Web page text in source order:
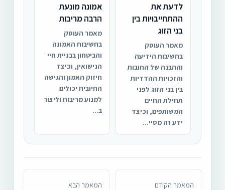
לדעת את
ההתחייבויות בין
בני הזוג
מאמר העוסק
בחשיבות הידיעה
וההבנה של החובות
והזכויות ההדדיות
בין בני הזוג לפני
תחילת החיים
המשותפים, וכיצד
ידע זה מסיי...
אמונה מונעת
הרבה מריבות
מאמר העוסק
בחשיבות האמונה
והביטחון בבניית חיי
הנישואין, וכיצד
חיזוק האמון והגישה
החיובית יכולים
למנוע מריבות וליצור
ב...
המאמר הקודם המאמר הבא